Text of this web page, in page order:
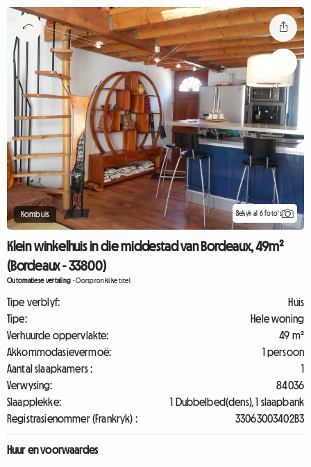
Kombuis Bekyk al 6 foto's
Klein winkelhuis in die middestad van Bordeaux, 49m²
(Bordeaux - 33800)
Outomatiese vertaling -Oorspronklike titel
Tipe verblyf:
Huis
Tipe:
Hele woning
Verhuurde oppervlakte:
49 m²
Akkommodasievermoë:
1 persoon
Aantal slaapkamers :
1
Verwysing:
84036
Slaapplekke:
1 Dubbelbed(dens), 1 slaapbank
Registrasienommer (Frankryk) :
33063003402B3
Huur en voorwaardes